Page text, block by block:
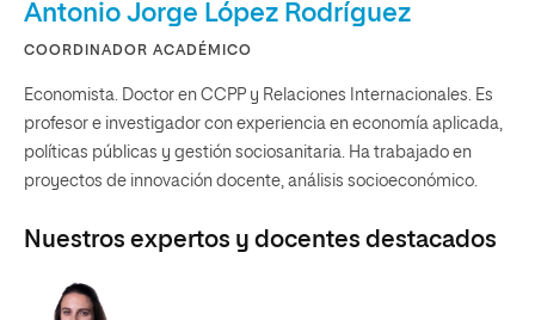
Antonio Jorge López Rodríguez
COORDINADOR ACADÉMICO
Economista. Doctor en CCPP y Relaciones Internacionales. Es
profesor e investigador con experiencia en economía aplicada,
políticas públicas y gestión sociosanitaria. Ha trabajado en
proyectos de innovación docente, análisis socioeconómico.
Nuestros expertos y docentes destacados